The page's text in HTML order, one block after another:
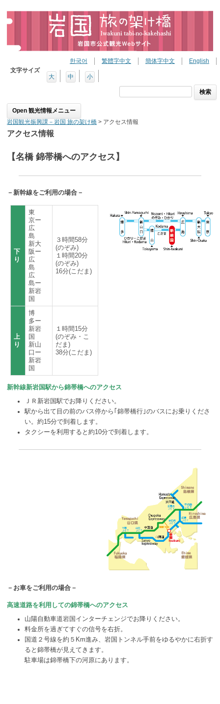
English
簡体字中文
繁體字中文
한국어
文字サイズ
小
中
大
検
Skip to content
岩国観光振興課－岩国 旅の架け橋 > アクセス情報
アクセス情報
【名橋 錦帯橋へのアクセス】
－新幹線をご利用の場合－
下
り
東
京ー
広
島
新大
阪ー
広
島
広
島ー
新岩
国
３時間58分
(のぞみ)
１時間20分
(のぞみ)
16分(こだま)
上
り
博
多ー
新岩
国
新山
口ー
新岩
国
１時間15分
(のぞみ・こ
だま)
38分(こだま)
新幹線新岩国駅から錦帯橋へのアクセス
ＪＲ新岩国駅でお降りください。
駅から出て目の前のバス停から｢錦帯橋行｣のバスにお乗りくださ
い。約15分で到着します。
タクシーを利用すると約10分で到着します。
－お車をご利用の場合－
高速道路を利用しての錦帯橋へのアクセス
山陽自動車道岩国インターチェンジでお降りください。
料金所を過ぎてすぐの信号を右折。
国道２号線を約５Km進み、岩国トンネル手前をゆるやかに右折す
ると錦帯橋が見えてきます。
駐車場は錦帯橋下の河原にあります。